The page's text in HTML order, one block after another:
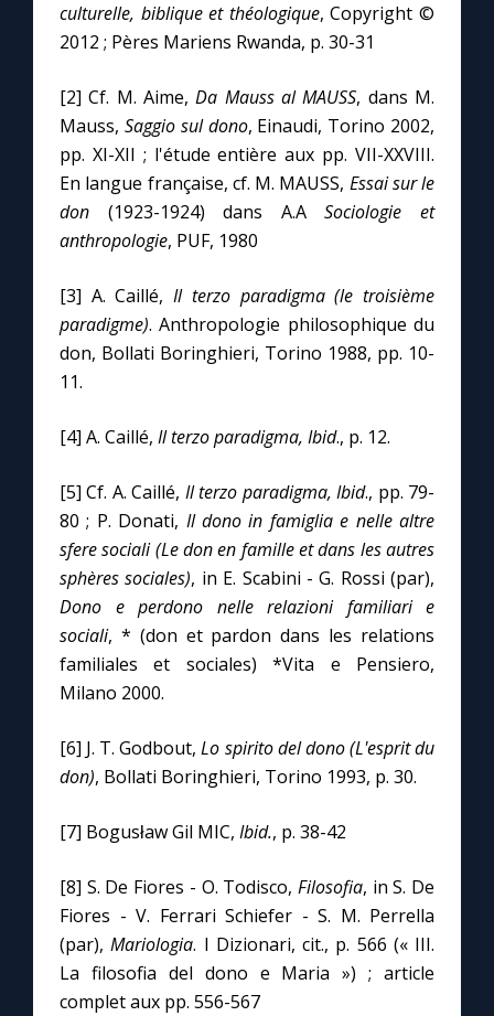
culturelle, biblique et théologique, Copyright ©
2012 ; Pères Mariens Rwanda, p. 30-31
[2] Cf. M. Aime,Da Mauss al MAUSS, dans M.
Mauss, Saggio sul dono, Einaudi, Torino 2002,
pp. XI-XII ; l'étude entière aux pp. VII-XXVIII.
En langue française, cf. M. MAUSS, Essai sur le
don (1923-1924) dans A.ASociologie et
anthropologie, PUF, 1980
[3] A. Caillé,Il terzo paradigma (le troisième
paradigme). Anthropologie philosophique du
don, Bollati Boringhieri, Torino 1988, pp. 10-
11.
[4] A. Caillé, Il terzo paradigma, Ibid., p. 12.
[5] Cf. A. Caillé, Il terzo paradigma, Ibid., pp. 79-
80 ; P. Donati, Il dono in famiglia e nelle altre
sfere sociali (Le don en famille et dans les autres
sphères sociales), in E. Scabini - G. Rossi (par),
Dono e perdono nelle relazioni familiari e
sociali, * (don et pardon dans les relations
familiales et sociales) *Vita e Pensiero,
Milano 2000.
[6] J. T. Godbout,Lo spirito del dono (L'esprit du
don), Bollati Boringhieri, Torino 1993, p. 30.
[7] Bogusław Gil MIC, Ibid., p. 38-42
[8] S. De Fiores - O. Todisco, Filosofia, in S. De
Fiores - V. Ferrari Schiefer - S. M. Perrella
(par),Mariologia. I Dizionari, cit., p. 566 (« III.
La filosofia del dono e Maria ») ; article
complet aux pp. 556-567